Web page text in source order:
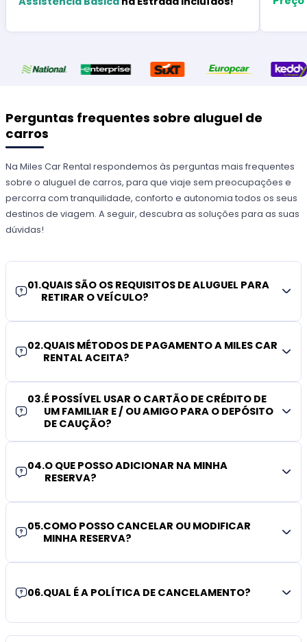
Perguntas frequentes sobre aluguel de
carros
Na Miles Car Rental respondemos às perguntas mais frequentes
sobre o aluguel de carros, para que viaje sem preocupações e
percorra com tranquilidade, conforto e autonomia todos os seus
destinos de viagem. A seguir, descubra as soluções para as suas
dúvidas!
01.QUAIS SÃO OS REQUISITOS DE ALUGUEL PARA
RETIRAR O VEÍCULO?
02.QUAIS MÉTODOS DE PAGAMENTO A MILES CAR
RENTAL ACEITA?
03.É POSSÍVEL USAR O CARTÃO DE CRÉDITO DE
UM FAMILIAR E / OU AMIGO PARA O DEPÓSITO
DE CAUÇÃO?
04.O QUE POSSO ADICIONAR NA MINHA
RESERVA?
05.COMO POSSO CANCELAR OU MODIFICAR
MINHA RESERVA?
06.QUAL É A POLÍTICA DE CANCELAMENTO?